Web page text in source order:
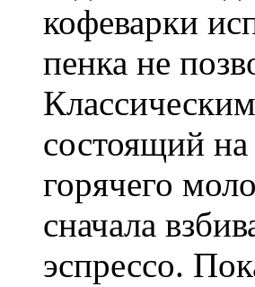
кофеварки
пенка не
состоящий
горячего
сначала
эспрессо.